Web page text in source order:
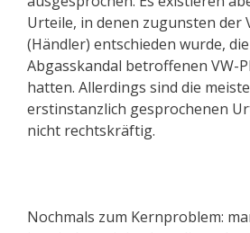
Urteile, in denen zugunsten
(Händler) entschieden wurde,
Abgasskandal betroffenen VW-
hatten. Allerdings sind die
erstinstanzlich gesprochenen
nicht rechtskräftig.
Nochmals zum Kernproblem: